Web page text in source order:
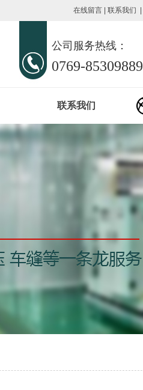
在线留言 联系我们
公司服务热线：
0769-85309889
联系我们